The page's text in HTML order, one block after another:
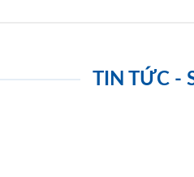
TIN TỨC -